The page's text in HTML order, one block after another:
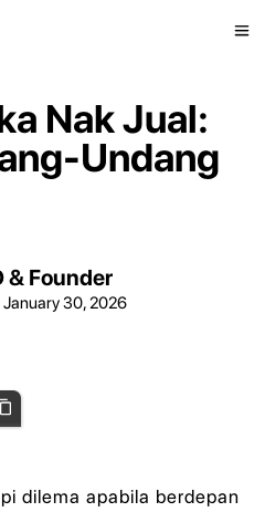
Nak Jual:
Undang
& Founder
30, 2026
dilema apabila berdepan